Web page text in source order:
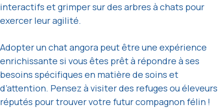
interactifs et grimper sur des arbres à chats pour
exercer leur agilité.
Adopter un chat angora peut être une expérience
enrichissante si vous êtes prêt à répondre à ses
besoins spécifiques en matière de soins et
d’attention. Pensez à visiter des refuges ou éleveurs
réputés pour trouver votre futur compagnon félin !